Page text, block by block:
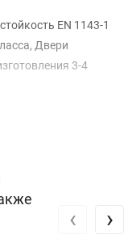
EN 1143-1
Двери
3-4
‹ ›